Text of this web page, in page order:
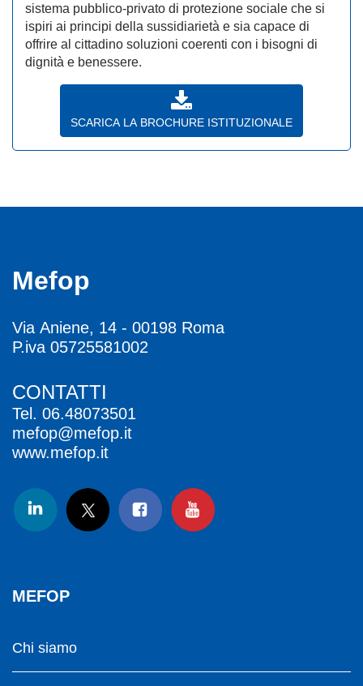
sistema pubblico-privato di protezione sociale che si
ispiri ai principi della sussidiarietà e sia capace di
offrire al cittadino soluzioni coerenti con i bisogni di
dignità e benessere.
SCARICA LA BROCHURE ISTITUZIONALE
Mefop
Via Aniene, 14 - 00198 Roma
P.iva 05725581002
CONTATTI
Tel. 06.48073501
mefop@mefop.it
www.mefop.it
MEFOP
Chi siamo